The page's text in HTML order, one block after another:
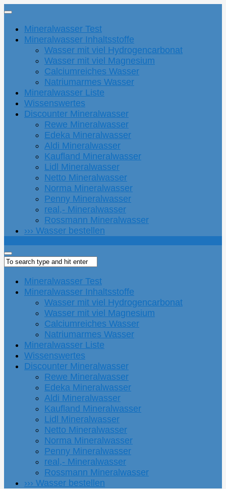
Mineralwasser Test
Mineralwasser Inhaltsstoffe
Wasser mit viel Hydrogencarbonat
Wasser mit viel Magnesium
Calciumreiches Wasser
Natriumarmes Wasser
Mineralwasser Liste
Wissenswertes
Discounter Mineralwasser
Rewe Mineralwasser
Edeka Mineralwasser
Aldi Mineralwasser
Kaufland Mineralwasser
Lidl Mineralwasser
Netto Mineralwasser
Norma Mineralwasser
Penny Mineralwasser
real,- Mineralwasser
Rossmann Mineralwasser
››› Wasser bestellen
Mineralwasser Test
Mineralwasser Inhaltsstoffe
Wasser mit viel Hydrogencarbonat
Wasser mit viel Magnesium
Calciumreiches Wasser
Natriumarmes Wasser
Mineralwasser Liste
Wissenswertes
Discounter Mineralwasser
Rewe Mineralwasser
Edeka Mineralwasser
Aldi Mineralwasser
Kaufland Mineralwasser
Lidl Mineralwasser
Netto Mineralwasser
Norma Mineralwasser
Penny Mineralwasser
real,- Mineralwasser
Rossmann Mineralwasser
››› Wasser bestellen